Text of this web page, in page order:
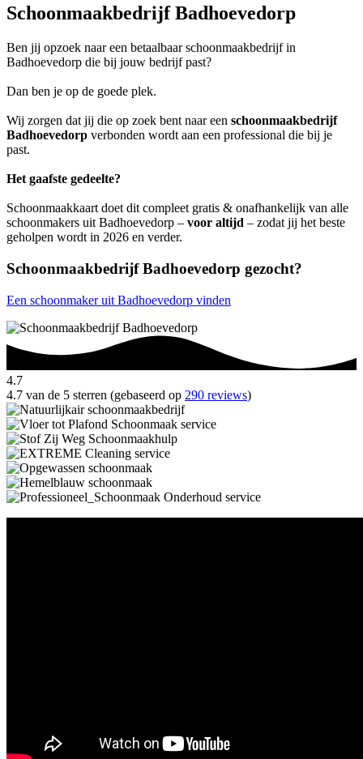
Schoonmaakbedrijf Badhoevedorp
Ben jij opzoek naar een betaalbaar schoonmaakbedrijf in
Badhoevedorp die bij jouw bedrijf past?
Dan ben je op de goede plek.
Wij zorgen dat jij die op zoek bent naar een schoonmaakbedrijf
Badhoevedorp verbonden wordt aan een professional die bij je
past.
Het gaafste gedeelte?
Schoonmaakkaart doet dit compleet gratis & onafhankelijk van alle
schoonmakers uit Badhoevedorp – voor altijd – zodat jij het beste
geholpen wordt in 2026 en verder.
Schoonmaakbedrijf Badhoevedorp gezocht?
Een schoonmaker uit Badhoevedorp vinden
4.7
4.7 van de 5 sterren (gebaseerd op 290 reviews)